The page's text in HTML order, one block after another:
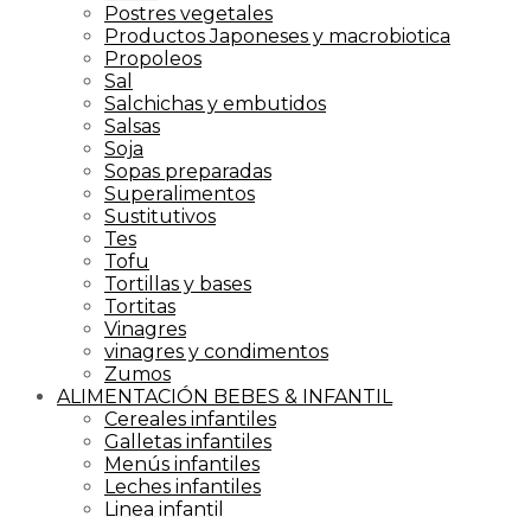
Postres vegetales
Productos Japoneses y macrobiotica
Propoleos
Sal
Salchichas y embutidos
Salsas
Soja
Sopas preparadas
Superalimentos
Sustitutivos
Tes
Tofu
Tortillas y bases
Tortitas
Vinagres
vinagres y condimentos
Zumos
ALIMENTACIÓN BEBES & INFANTIL
Cereales infantiles
Galletas infantiles
Menús infantiles
Leches infantiles
Linea infantil